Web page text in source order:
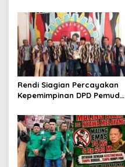
Komisi II Dipimpin Sufmi
Dasco Ahmad
Rendi Siagian Percayakan
Kepemimpinan DPD Pemuda
Medan kepada Josef
Sembiring